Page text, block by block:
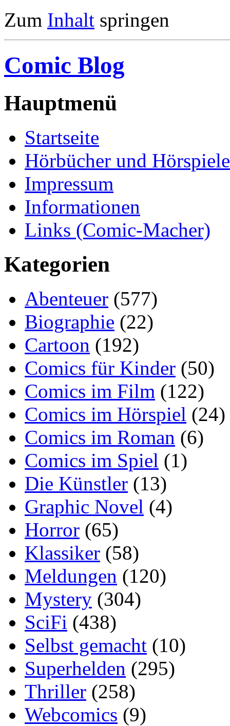
Zum Inhalt springen
Comic Blog
Hauptmenü
Startseite
Hörbücher und Hörspiele
Impressum
Informationen
Links (Comic-Macher)
Kategorien
Abenteuer (577)
Biographie (22)
Cartoon (192)
Comics für Kinder (50)
Comics im Film (122)
Comics im Hörspiel (24)
Comics im Roman (6)
Comics im Spiel (1)
Die Künstler (13)
Graphic Novel (4)
Horror (65)
Klassiker (58)
Meldungen (120)
Mystery (304)
SciFi (438)
Selbst gemacht (10)
Superhelden (295)
Thriller (258)
Webcomics (9)